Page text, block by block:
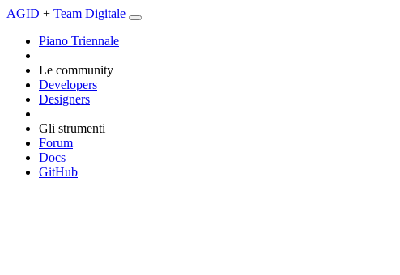
AGID + Team Digitale
Piano Triennale
Le community
Developers
Designers
Gli strumenti
Forum
Docs
GitHub